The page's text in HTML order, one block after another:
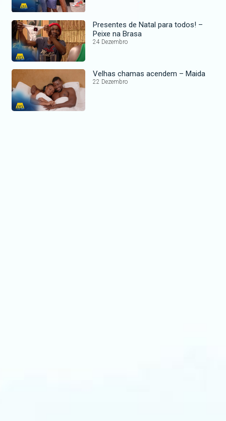
Presentes de Natal para todos! –
Peixe na Brasa
24 Dezembro
Velhas chamas acendem – Maida
22 Dezembro